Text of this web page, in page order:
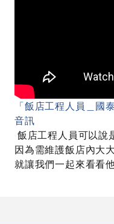
「飯店工程人員＿國
音訊
飯店工程人員可以說
因為需維護飯店內大
就讓我們一起來看看